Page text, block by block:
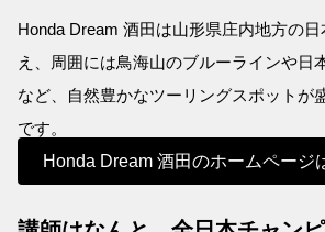
Honda Dream 酒田は山形県庄内地方の
え、周囲には鳥海山のブルーラインや日
など、自然豊かなツーリングスポットが
です。
Honda Dream 酒田のホームページ